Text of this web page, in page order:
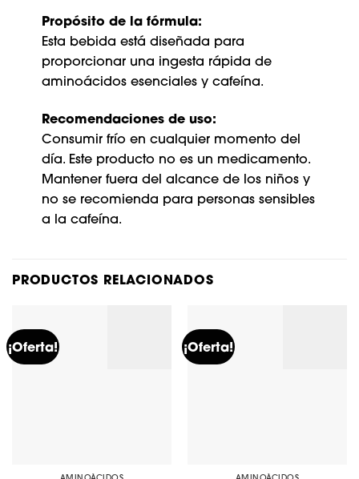
Propósito de la fórmula:
Esta bebida está diseñada para
proporcionar una ingesta rápida de
aminoácidos esenciales y cafeína.
Recomendaciones de uso:
Consumir frío en cualquier momento del
día. Este producto no es un medicamento.
Mantener fuera del alcance de los niños y
no se recomienda para personas sensibles
a la cafeína.
PRODUCTOS RELACIONADOS
¡Oferta! ¡Oferta!